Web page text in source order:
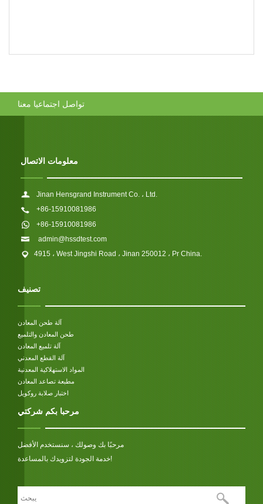
تواصل اجتماعيا معنا
معلومات الاتصال
Jinan Hensgrand Instrument Co. ، Ltd.
+86-15910081986
+86-15910081986
admin@hssdtest.com
4915 ، West Jingshi Road ، Jinan 250012 ، Pr China.
تصنيف
آلة طحن المعادن
طحن المعادن والتلميع
آلة تلميع المعادن
آلة القطع المعدني
المواد الاستهلاكية المعدنية
مطبعة تصاعد المعادن
اختبار صلابة روكويل
مرحبا بكم شركتي
مرحبًا بك وصولك ، سنستخدم الأفضل
خدمة الجودة لتزويدك بالمساعدة!